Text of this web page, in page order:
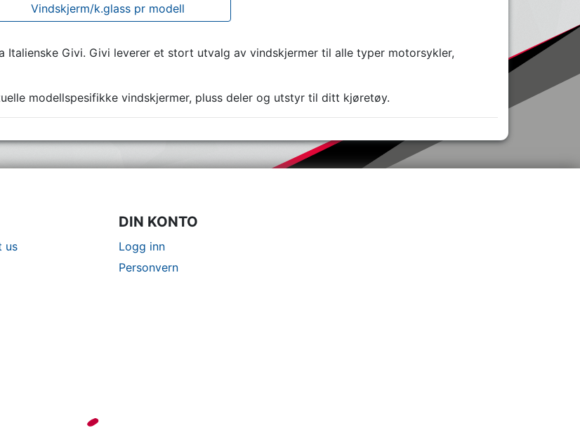
Vindskjerm/k.glass pr modell
Givi. Givi leverer et stort utvalg av vindskjermer til alle typer motorsykler,
modellspesifikke vindskjermer, pluss deler og utstyr til ditt kjøretøy.
us
DIN KONTO
Logg inn
Personvern